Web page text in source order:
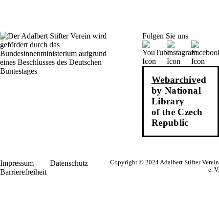
Folgen Sie uns
Webarchived
by National
Library
of the Czech
Republic
Impressum
Datenschutz
Barrierefreiheit
Copyright © 2024 Adalbert Stifter Verein
e. V.